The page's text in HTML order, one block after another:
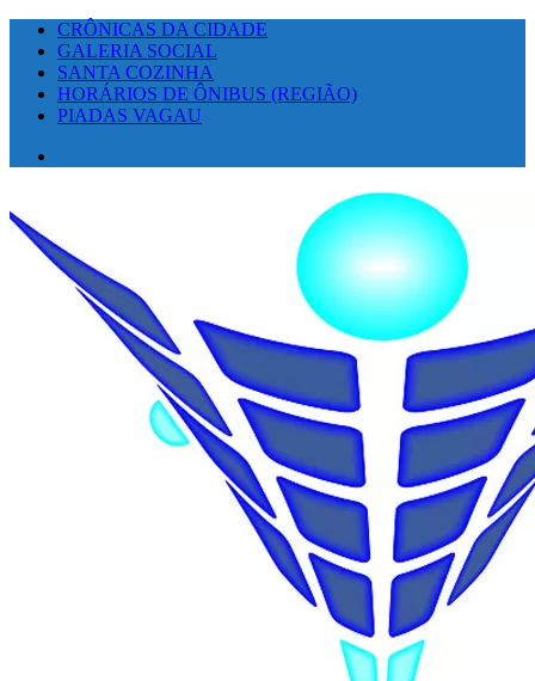
CRÔNICAS DA CIDADE
GALERIA SOCIAL
SANTA COZINHA
HORÁRIOS DE ÔNIBUS (REGIÃO)
PIADAS VAGAU